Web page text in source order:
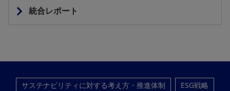
統合レポート
サステナビリティに対する考え方・推進体制
ESG戦略